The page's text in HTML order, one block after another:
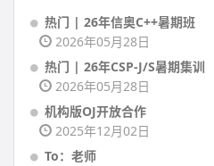
热门 | 26年信奥C++暑期班
2026年05月28日
热门 | 26年CSP-J/S暑期集训
2026年05月28日
机构版OJ开放合作
2025年12月02日
To：老师